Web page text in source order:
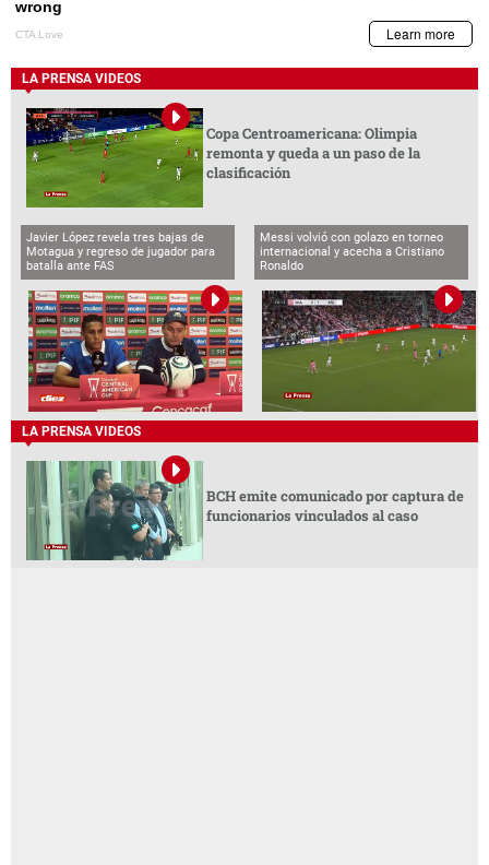
LA PRENSA VIDEOS
Copa Centroamericana: Olimpia
remonta y queda a un paso de la
clasificación
Javier López revela tres bajas de
Motagua y regreso de jugador para
batalla ante FAS
Messi volvió con golazo en torneo
internacional y acecha a Cristiano
Ronaldo
LA PRENSA VIDEOS
BCH emite comunicado por captura de
funcionarios vinculados al caso